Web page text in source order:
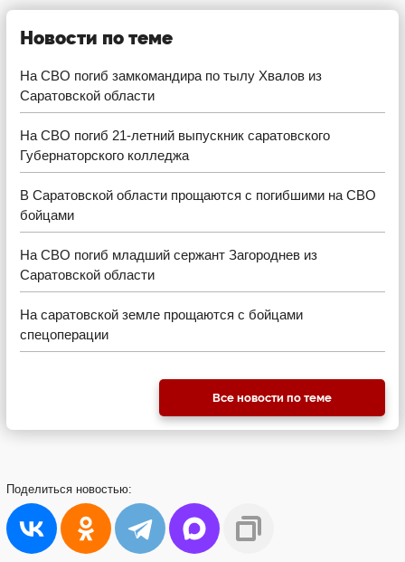
Новости по теме
На СВО погиб замкомандира по тылу Хвалов из
Саратовской области
На СВО погиб 21-летний выпускник саратовского
Губернаторского колледжа
В Саратовской области прощаются с погибшими на СВО
бойцами
На СВО погиб младший сержант Загороднев из
Саратовской области
На саратовской земле прощаются с бойцами
спецоперации
Все новости по теме
Поделиться новостью: